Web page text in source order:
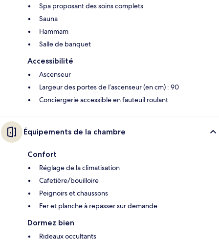
Spa proposant des soins complets
Sauna
Hammam
Salle de banquet
Accessibilité
Ascenseur
Largeur des portes de l’ascenseur (en cm) : 90
Conciergerie accessible en fauteuil roulant
Équipements de la chambre
Confort
Réglage de la climatisation
Cafetière/bouilloire
Peignoirs et chaussons
Fer et planche à repasser sur demande
Dormez bien
Rideaux occultants